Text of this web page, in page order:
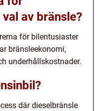
av bränsle?
för bilentusiaster
bränsleekonomi,
underhållskostnader.
där dieselbränsle